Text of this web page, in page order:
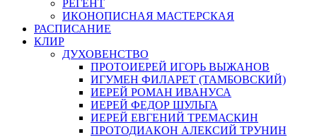
РЕГЕНТ
ИКОНОПИСНАЯ МАСТЕРСКАЯ
РАСПИСАНИЕ
КЛИР
ДУХОВЕНСТВО
ПРОТОИЕРЕЙ ИГОРЬ ВЫЖАНОВ
ИГУМЕН ФИЛАРЕТ (ТАМБОВСКИЙ)
ИЕРЕЙ РОМАН ИВАНУСА
ИЕРЕЙ ФЕДОР ШУЛЬГА
ИЕРЕЙ ЕВГЕНИЙ ТРЕМАСКИН
ПРОТОДИАКОН АЛЕКСИЙ ТРУНИН